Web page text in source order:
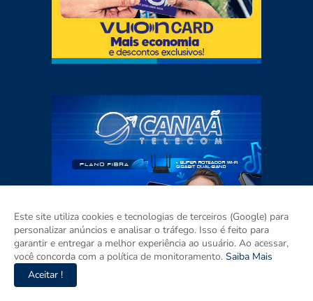
Este site utiliza cookies e tecnologias de terceiros (Google) para
personalizar anúncios e analisar o tráfego. Isso é feito para
garantir e entregar a melhor experiência ao usuário. Ao acessar,
você concorda com a política de monitoramento. Saiba Mais
Aceitar !